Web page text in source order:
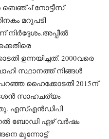
ബെഞ്ച് നോട്ടീസ്
മറുപടി
ഉന്നയിച്ചത്. 2000വരെ
സ്ഥാനത്ത് നിങ്ങള്‍
ഹൈക്കോടതി 2015ന്
സാഹചര്യം
എസ്എന്‍ഡിപി
ബോഡി ഏഴ് വര്‍ഷം
മുന്നോട്ട്